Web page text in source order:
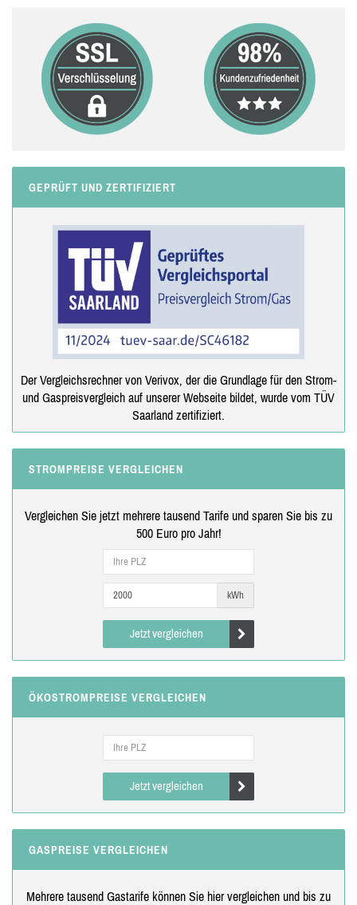
GEPRÜFT UND ZERTIFIZIERT
Der Vergleichsrechner von Verivox, der die Grundlage für den Strom-
und Gaspreisvergleich auf unserer Webseite bildet, wurde vom TÜV
Saarland zertifiziert.
STROMPREISE VERGLEICHEN
Vergleichen Sie jetzt mehrere tausend Tarife und sparen Sie bis zu
500 Euro pro Jahr!
kWh
Jetzt vergleichen
ÖKOSTROMPREISE VERGLEICHEN
Jetzt vergleichen
GASPREISE VERGLEICHEN
Mehrere tausend Gastarife können Sie hier vergleichen und bis zu